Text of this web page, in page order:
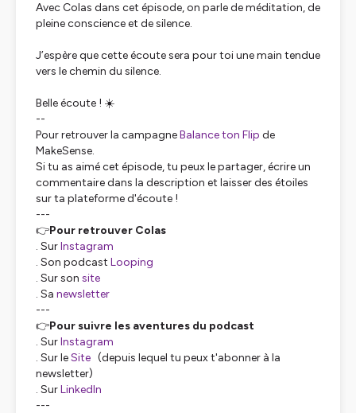
Avec Colas dans cet épisode, on parle de méditation, de
pleine conscience et de silence.
J’espère que cette écoute sera pour toi une main tendue
vers le chemin du silence.
Belle écoute ! ☀️
--
Pour retrouver la campagneBalance ton Flip de
MakeSense.
Si tu as aimé cet épisode, tu peux le partager, écrire un
commentaire dans la description et laisser des étoiles
sur ta plateforme d'écoute !
---
👉Pour retrouver Colas
. SurInstagram
. Son podcast Looping
. Sur son site
. Sa newsletter
---
👉Pour suivre les aventures du podcast
. SurInstagram
. Sur leSite (depuis lequel tu peux t'abonner à la
newsletter)
. SurLinkedIn
---